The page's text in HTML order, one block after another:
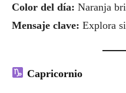
Color del día: Naranja
Mensaje clave: Explora
Capricornio